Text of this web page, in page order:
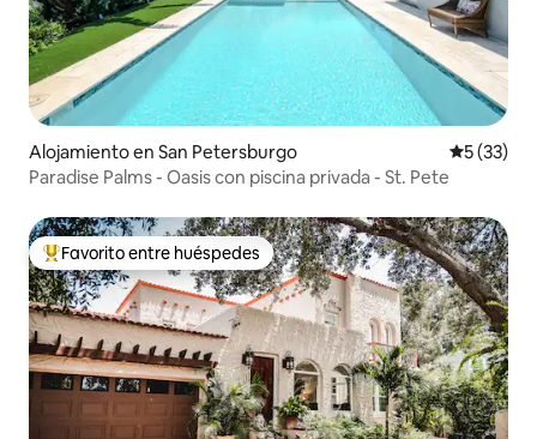
Alojamiento en San Petersburgo
5 (33)
Paradise Palms - Oasis con piscina privada - St. Pete
Favorito entre huéspedes preferido
Favorito entre huéspedes